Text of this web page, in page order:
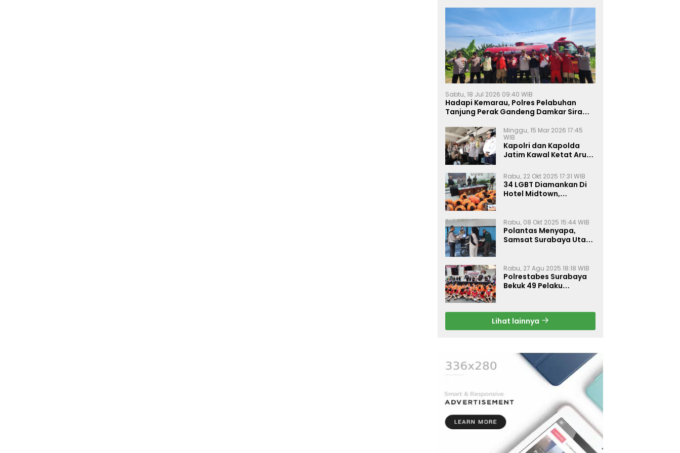
Sabtu, 18 Jul 2026 09:40 WIB
Hadapi Kemarau, Polres Pelabuhan
Tanjung Perak Gandeng Damkar Siram
Minggu, 15 Mar 2026 17:45
WIB
Kapolri dan Kapolda
Jatim Kawal Ketat Arus
Rabu, 22 Okt 2025 17:31 WIB
34 LGBT Diamankan Di
Hotel Midtown,
Rabu, 08 Okt 2025 15:44 WIB
Polantas Menyapa,
Samsat Surabaya Utara
Rabu, 27 Agu 2025 18:18 WIB
Polrestabes Surabaya
Bekuk 49 Pelaku
Gratis
Lihat lainnya